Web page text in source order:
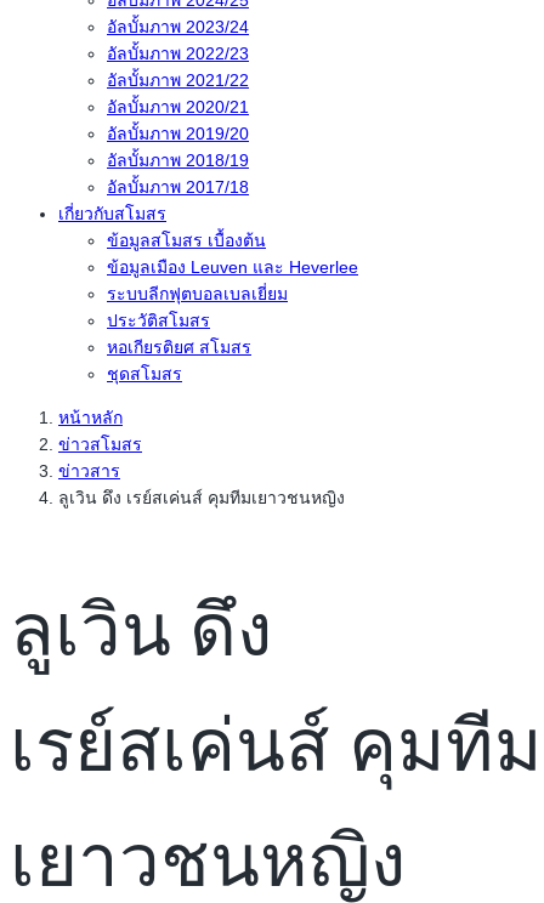
อัลบั้มภาพ 2023/24
อัลบั้มภาพ 2022/23
อัลบั้มภาพ 2021/22
อัลบั้มภาพ 2020/21
อัลบั้มภาพ 2019/20
อัลบั้มภาพ 2018/19
อัลบั้มภาพ 2017/18
เกี่ยวกับสโมสร
ข้อมูลสโมสร เบื้องต้น
ข้อมูลเมือง Leuven และ Heverlee
ระบบลีกฟุตบอลเบลเยี่ยม
ประวัติสโมสร
หอเกียรติยศ สโมสร
ชุดสโมสร
หน้าหลัก
ข่าวสโมสร
ข่าวสาร
ลูเวิน ดึง เรย์สเค่นส์ คุมทีมเยาวชนหญิง
ลูเวิน ดึง
เรย์สเค่นส์ คุมทีม
เยาวชนหญิง